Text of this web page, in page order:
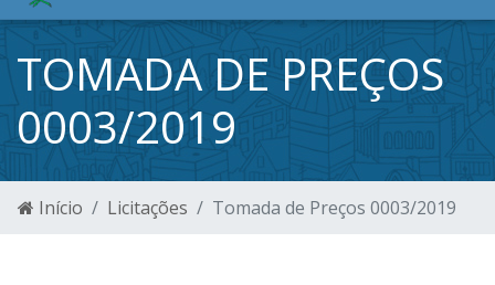
TOMADA DE PREÇOS
0003/2019
Início Licitações Tomada de Preços 0003/2019